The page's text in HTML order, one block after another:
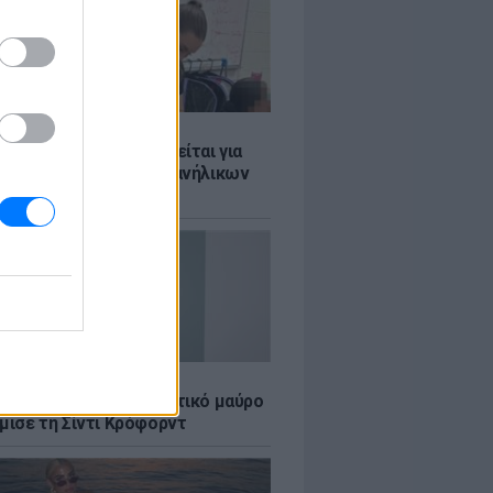
χορού κατηγορείται για
κακοποίηση δύο ανήλικων
της
Με αποκαλυπτικό μαύρο
τη Σίντι Κρόφορντ